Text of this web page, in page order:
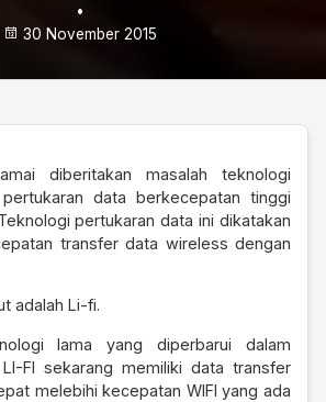
•
30 November 2015
diberitakan masalah teknologi
data berkecepatan tinggi
pertukaran data ini dikatakan
transfer data wireless dengan
adalah Li-fi.
lama yang diperbarui dalam
FI sekarang memiliki data transfer
melebihi kecepatan WIFI yang ada